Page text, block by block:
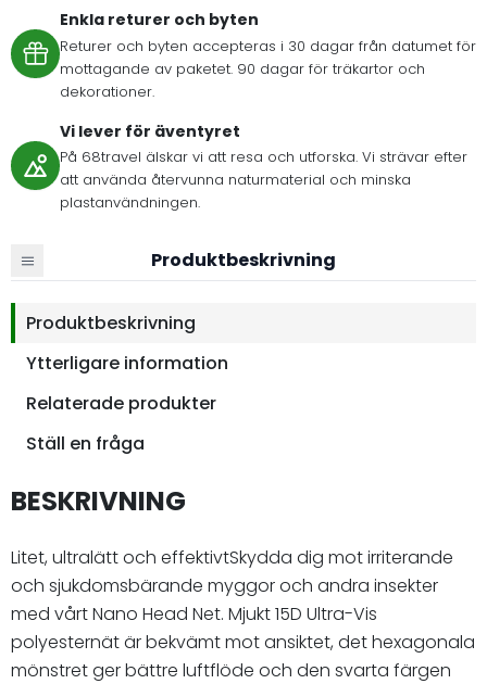
Enkla returer och byten
Returer och byten accepteras i 30 dagar från datumet för
mottagande av paketet. 90 dagar för träkartor och
dekorationer.
Vi lever för äventyret
På 68travel älskar vi att resa och utforska. Vi strävar efter
att använda återvunna naturmaterial och minska
plastanvändningen.
Produktbeskrivning
Produktbeskrivning
Ytterligare information
Relaterade produkter
Ställ en fråga
BESKRIVNING
Litet, ultralätt och effektivtSkydda dig mot irriterande
och sjukdomsbärande myggor och andra insekter
med vårt Nano Head Net. Mjukt 15D Ultra-Vis
polyesternät är bekvämt mot ansiktet, det hexagonala
mönstret ger bättre luftflöde och den svarta färgen